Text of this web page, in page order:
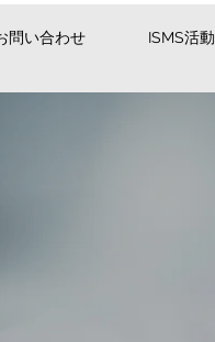
問い合わせ ISMS活動